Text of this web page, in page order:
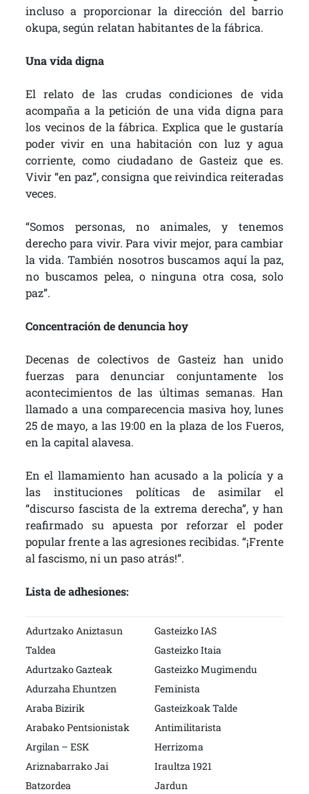
incluso a proporcionar la dirección del barrio
okupa, según relatan habitantes de la fábrica.
Una vida digna
El relato de las crudas condiciones de vida
acompaña a la petición de una vida digna para
los vecinos de la fábrica. Explica que le gustaría
poder vivir en una habitación con luz y agua
corriente, como ciudadano de Gasteiz que es.
Vivir “en paz”, consigna que reivindica reiteradas
veces.
“Somos personas, no animales, y tenemos
derecho para vivir. Para vivir mejor, para cambiar
la vida. También nosotros buscamos aquí la paz,
no buscamos pelea, o ninguna otra cosa, solo
paz”.
Concentración de denuncia hoy
Decenas de colectivos de Gasteiz han unido
fuerzas para denunciar conjuntamente los
acontecimientos de las últimas semanas. Han
llamado a una comparecencia masiva hoy, lunes
25 de mayo, a las 19:00 en la plaza de los Fueros,
en la capital alavesa.
En el llamamiento han acusado a la policía y a
las instituciones políticas de asimilar el
“discurso fascista de la extrema derecha”, y han
reafirmado su apuesta por reforzar el poder
popular frente a las agresiones recibidas. “¡Frente
al fascismo, ni un paso atrás!”.
Lista de adhesiones:
Adurtzako Aniztasun
Taldea
Adurtzako Gazteak
Adurzaha Ehuntzen
Araba Bizirik
Arabako Pentsionistak
Argilan – ESK
Ariznabarrako Jai
Batzordea
Gasteizko IAS
Gasteizko Itaia
Gasteizko Mugimendu
Feminista
Gasteizkoak Talde
Antimilitarista
Herrizoma
Iraultza 1921
Jardun